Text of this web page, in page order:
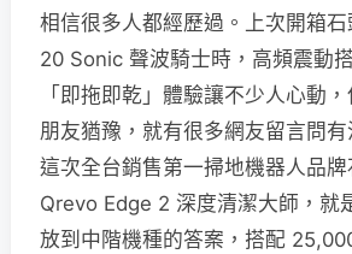
相信很多人都經歷過。上次開箱
20 Sonic 聲波騎士時，高頻震動
「即拖即乾」體驗讓不少人心動
朋友猶豫，就有很多網友留言問有
這次全台銷售第一掃地機器人品
Qrevo Edge 2 深度清潔大師，就
放到中階機種的答案，搭配